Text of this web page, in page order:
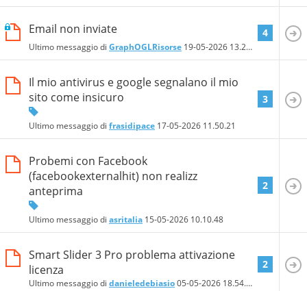
Email non inviate
Ultimo messaggio di GraphOGLRisorse 19-05-2026 13.24.02
4
Il mio antivirus e google segnalano il mio
sito come insicuro
Ultimo messaggio di frasidipace 17-05-2026 11.50.21
3
Probemi con Facebook
(facebookexternalhit) non realizz
anteprima
Ultimo messaggio di asritalia 15-05-2026 10.10.48
2
Smart Slider 3 Pro problema attivazione
licenza
Ultimo messaggio di danieledebiasio05-05-2026 18.54.10
2